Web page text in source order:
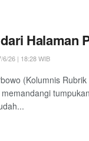
Halaman
26 | 18:28 WIB
(Kolumnis